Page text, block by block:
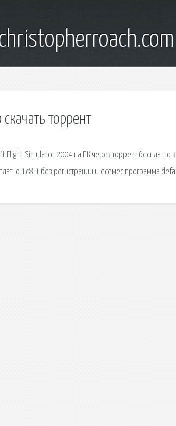
торрент
Flight Simulator 2004 на ПК через торрент
1с8-1 без регистрации и есемес программа